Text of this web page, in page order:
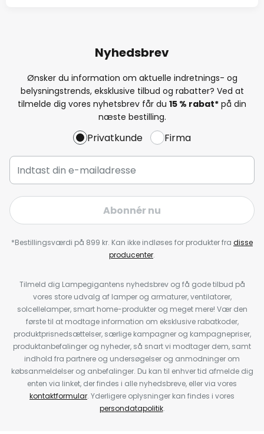
Nyhedsbrev
Ønsker du information om aktuelle indretnings- og
belysningstrends, eksklusive tilbud og rabatter? Ved at
tilmelde dig vores nyhetsbrev får du 15 % rabat* på din
næste bestilling.
Privatkunde Firma
Abonnér nu
*Bestillingsværdi på 899 kr. Kan ikke indløses for produkter fra disse
producenter.
Tilmeld dig Lampegigantens nyhedsbrev og få gode tilbud på
vores store udvalg af lamper og armaturer, ventilatorer,
solcellelamper, smart home-produkter og meget mere! Vær den
første til at modtage information om eksklusive rabatkoder,
produktprisnedsættelser, særlige kampagner og kampagnepriser,
produktanbefalinger og nyheder, så snart vi modtager dem, samt
indhold fra partnere og undersøgelser og anmodninger om
købsanmeldelser og anbefalinger. Du kan til enhver tid afmelde dig
enten via linket, der findes i alle nyhedsbreve, eller via vores
kontaktformular. Yderligere oplysninger kan findes i vores
persondatapolitik.